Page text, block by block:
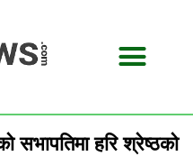
सभापतिमा हरि श्रेष्ठको